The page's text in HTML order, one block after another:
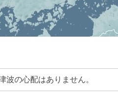
波の心配はありません。